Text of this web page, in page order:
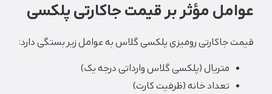
عوامل مؤثر بر قیمت جاکارتی پلکسی
قیمت جاکارتی رومیزی پلکسی گلاس به عوامل زیر بستگی دارد:
متریال (پلکسی گلاس وارداتی درجه یک)
تعداد خانه (ظرفیت کارت)